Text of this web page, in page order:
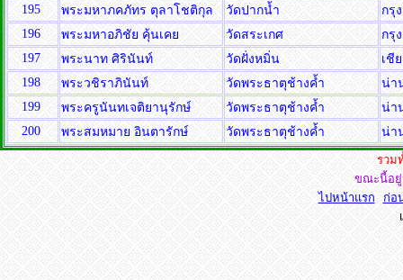
195
พระมหาภคภัทร ตุลาโชติกุล วัดปากน้ำ
กรุ
196
พระมหาอภิชัย คุ้นเคย วัดสระเกศ
กรุ
197
พระนาท ศิรินันท์ วัดฝั่งหมิ่น
เชี
198
พระวชิราภินันท์ วัดพระธาตุช้างค้ำ
น่า
199
พระครูนันทเจติยานุรักษ์ วัดพระธาตุช้างค้ำ
น่า
200
พระสมหมาย อินตารักษ์ วัดพระธาตุช้างค้ำ น่า
รวม
ขณะนี้อ
ไปหน้าแรก
ก่อ